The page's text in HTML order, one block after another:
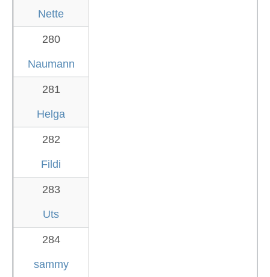
Nette
280
Naumann
281
Helga
282
Fildi
283
Uts
284
sammy